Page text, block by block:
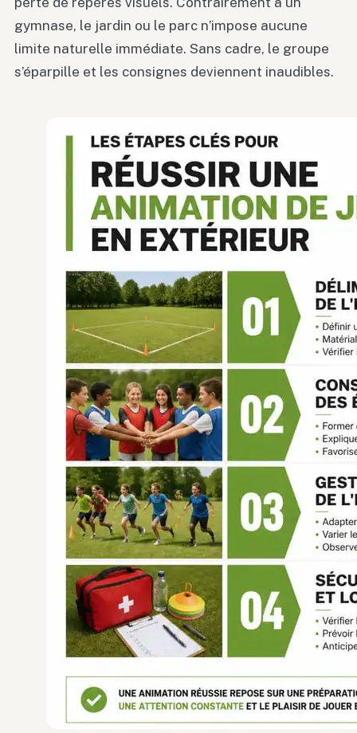
gymnase, le jardin ou le parc n’impose aucune
limite naturelle immédiate. Sans cadre, le groupe
s’éparpille et les consignes deviennent inaudibles.